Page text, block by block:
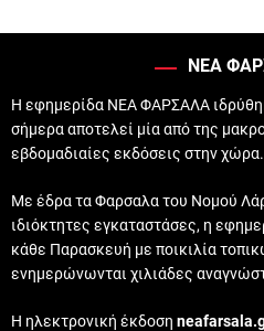
ΝΕΑ
Η εφημερίδα ΝΕΑ ΦΑΡΣΑΛΑ
σήμερα αποτελεί μία από της
εβδομαδιαίες εκδόσεις στην χώρα.
Με έδρα τα Φαρσαλα του Νομού
ιδιόκτητες εγκαταστάσες, η
κάθε Παρασκευή με ποικιλία
ενημερώνωνται χιλιάδες
Η ηλεκτρονική έκδοση